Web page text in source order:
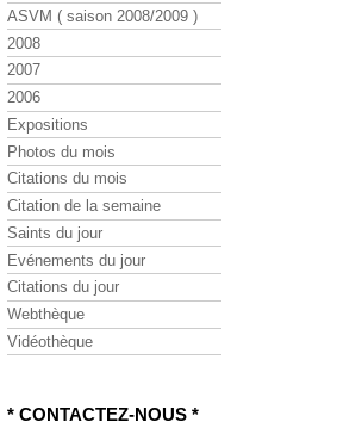
ASVM ( saison 2008/2009 )
2008
2007
2006
Expositions
Photos du mois
Citations du mois
Citation de la semaine
Saints du jour
Evénements du jour
Citations du jour
Webthèque
Vidéothèque
* CONTACTEZ-NOUS *